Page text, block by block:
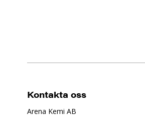
Kontakta oss
Arena Kemi AB